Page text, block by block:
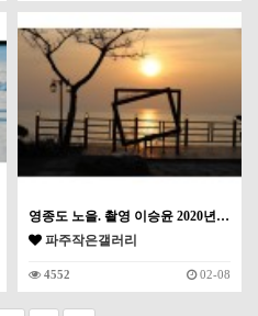
영종도 노을. 촬영 이승윤 2020년…
파주작은갤러리
4552 02-08